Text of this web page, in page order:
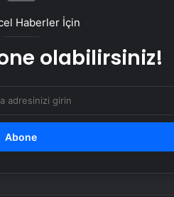
Doğru kişiyi
Haberler İçin
olabilirsiniz!